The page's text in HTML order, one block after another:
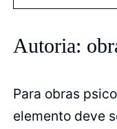
Autoria:
Para obras
elemento deve